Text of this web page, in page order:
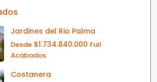
Jardines del Rio Palma
Desde $1.734.840.000 Full
Acabados
Costanera